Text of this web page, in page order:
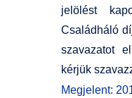
jelölést
Családháló
szavazatot
kérjük
Megjelent: